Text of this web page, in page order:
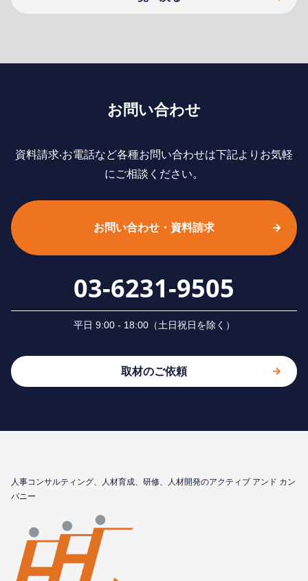
お問い合わせ
資料請求‧お電話など各種お問い合わせは下記よりお気軽
にご相談ください。
お問い合わせ・資料請求
03-6231-9505
平⽇ 9:00 - 18:00（⼟⽇祝⽇を除く）
取材のご依頼
⼈事コンサルティング、⼈材育成、研修、⼈材開発のアクティブ アンド カン
パニー